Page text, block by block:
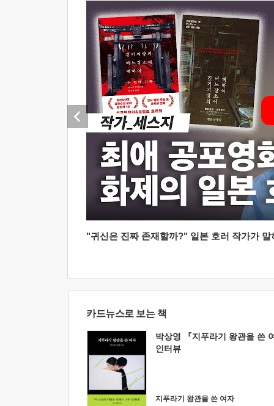
"귀신은 진짜 존재할까?" 일본 호러 작가가
카드뉴스로 보는 책
박상영 『지푸라기 왕관을 쓴
인터뷰
지푸라기 왕관을 쓴 여자